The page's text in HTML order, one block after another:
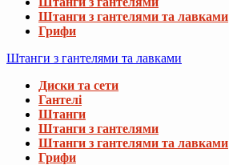
Штанги з гантелями та лавками
Грифи
Штанги з гантелями та лавками
Диски та сети
Гантелі
Штанги
Штанги з гантелями
Штанги з гантелями та лавками
Грифи